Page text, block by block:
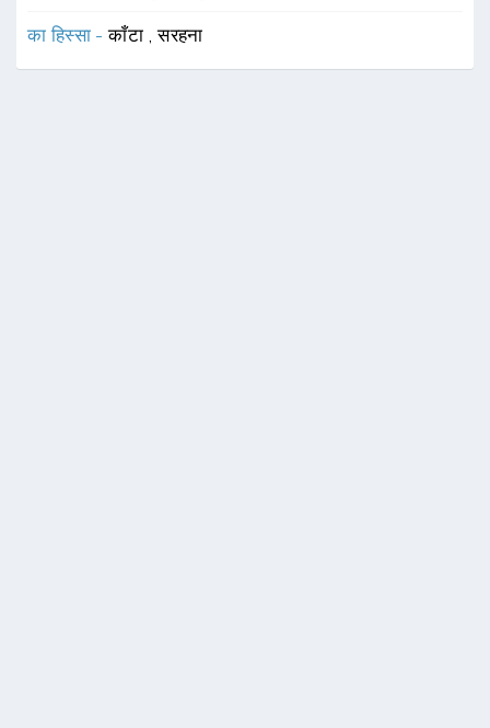
का हिस्सा -काँटा ,सरहना